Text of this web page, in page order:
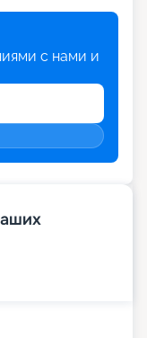
с нами и